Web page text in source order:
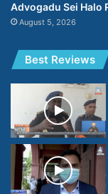
Advogadu Sei Halo
August 5, 2026
Best Reviews